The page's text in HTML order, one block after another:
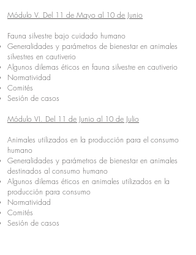
Módulo V. Del 11 de Mayo al 10 de Junio
Fauna silvestre bajo cuidado humano
Generalidades y parámetros de bienestar en animales
silvestres en cautiverio​
Algunos dilemas éticos en fauna silvestre en cautiverio​
Normatividad​
Comités​
Sesión de casos
Módulo VI. Del 11 de Junio al 10 de Julio
Animales utilizados en la producción para el consumo
humano
Generalidades y parámetros de bienestar en animales
destinados al consumo humano​
Algunos dilemas éticos en animales utilizados en la
producción para consumo​
Normatividad​
Comités​
Sesión de casos